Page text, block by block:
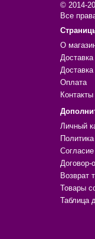
© 2014-
Все
О
Оплата
Контакты
Личный
Договор-
Возврат
Товары
Таблица